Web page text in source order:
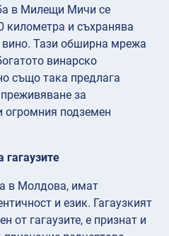
в Милещи Мичи се
километра и съхранява
Тази обширна мрежа
винарско
също така предлага
за
огромния подземен
в Молдова, имат
и език. Гагаузкият
от гагаузите, е признат и